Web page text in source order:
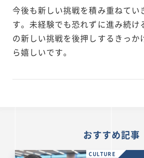
今後も新しい挑戦を積み重ねてい
す。未経験でも恐れずに進み続け
の新しい挑戦を後押しするきっか
ら嬉しいです。
おすすめ記事
CULTURE